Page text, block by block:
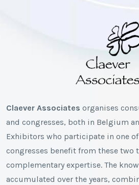
Claever Associates organises
and congresses, both in Belgium
Exhibitors who participate in one
congresses benefit from these two
complementary expertise. The
accumulated over the years,